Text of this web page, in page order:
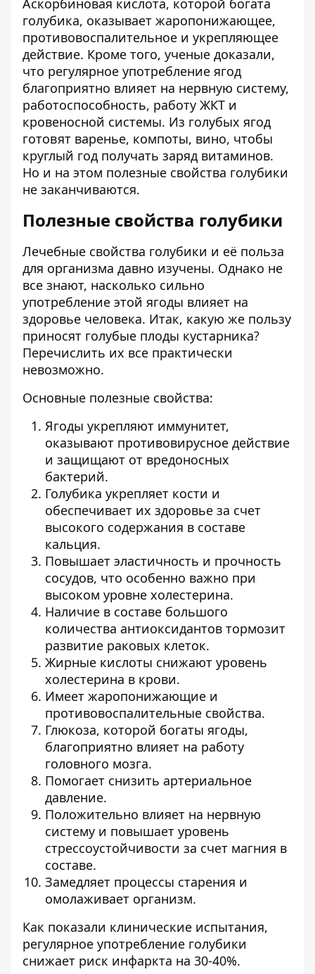
Аскорбиновая кислота, которой богата
голубика, оказывает жаропонижающее,
противовоспалительное и укрепляющее
действие. Кроме того, ученые доказали,
что регулярное употребление ягод
благоприятно влияет на нервную систему,
работоспособность, работу ЖКТ и
кровеносной системы. Из голубых ягод
готовят варенье, компоты, вино, чтобы
круглый год получать заряд витаминов.
Но и на этом полезные свойства голубики
не заканчиваются.
Полезные свойства голубики
Лечебные свойства голубики и её польза
для организма давно изучены. Однако не
все знают, насколько сильно
употребление этой ягоды влияет на
здоровье человека. Итак, какую же пользу
приносят голубые плоды кустарника?
Перечислить их все практически
невозможно.
Основные полезные свойства:
Ягоды укрепляют иммунитет,
оказывают противовирусное действие
и защищают от вредоносных
бактерий.
Голубика укрепляет кости и
обеспечивает их здоровье за счет
высокого содержания в составе
кальция.
Повышает эластичность и прочность
сосудов, что особенно важно при
высоком уровне холестерина.
Наличие в составе большого
количества антиоксидантов тормозит
развитие раковых клеток.
Жирные кислоты снижают уровень
холестерина в крови.
Имеет жаропонижающие и
противовоспалительные свойства.
Глюкоза, которой богаты ягоды,
благоприятно влияет на работу
головного мозга.
Помогает снизить артериальное
давление.
Положительно влияет на нервную
систему и повышает уровень
стрессоустойчивости за счет магния в
составе.
Замедляет процессы старения и
омолаживает организм.
Как показали клинические испытания,
регулярное употребление голубики
снижает риск инфаркта на 30-40%.